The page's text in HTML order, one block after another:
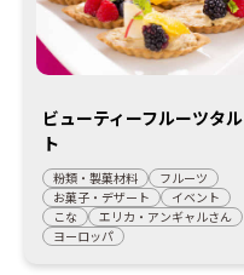
ビューティーフルーツタル
ト
粉類・製菓材料
フルーツ
お菓子・デザート
イベント
こな
エリカ・アンギャルさん
ヨーロッパ